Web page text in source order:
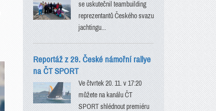
se uskutečnil teambuilding
reprezentantů Českého svazu
jachtingu...
Reportáž z 29. České námořní rallye
na ČT SPORT
Ve čtvrtek 20. 11. v 17:20
můžete na kanálu ČT
SPORT shlédnout premiéru